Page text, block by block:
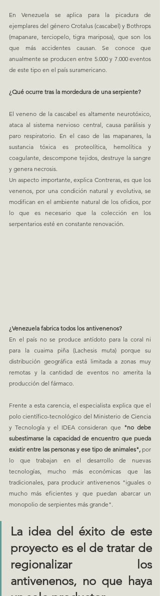
En Venezuela se aplica para la picadura de
ejemplares del género Crotalus (cascabel) y Bothrops
(mapanare, terciopelo, tigra mariposa), que son los
que más accidentes causan. Se conoce que
anualmente se producen entre 5.000 y 7.000 eventos
de este tipo en el país suramericano.
¿Qué ocurre tras la mordedura de una serpiente?
El veneno de la cascabel es altamente neurotóxico,
ataca al sistema nervioso central, causa parálisis y
paro respiratorio. En el caso de las mapanares, la
sustancia tóxica es proteolítica, hemolítica y
coagulante, descompone tejidos, destruye la sangre
y genera necrosis.
Un aspecto importante, explica Contreras, es que los
venenos, por una condición natural y evolutiva, se
modifican en el ambiente natural de los ofidios, por
lo que es necesario que la colección en los
serpentarios esté en constante renovación.
¿Venezuela fabrica todos los antivenenos?
En el país no se produce antídoto para la coral ni
para la cuaima piña (Lachesis muta) porque su
distribución geográfica está limitada a zonas muy
remotas y la cantidad de eventos no amerita la
producción del fármaco.
Frente a esta carencia, el especialista explica que el
polo científico-tecnológico del Ministerio de Ciencia
y Tecnología y el IDEA consideran que "no debe
subestimarse la capacidad de encuentro que pueda
existir entre las personas y ese tipo de animales", por
lo que trabajan en el desarrollo de nuevas
tecnologías, mucho más económicas que las
tradicionales, para producir antivenenos "iguales o
mucho más eficientes y que puedan abarcar un
monopolio de serpientes más grande".
La idea del éxito de este
proyecto es el de tratar de
regionalizar los
antivenenos, no que haya